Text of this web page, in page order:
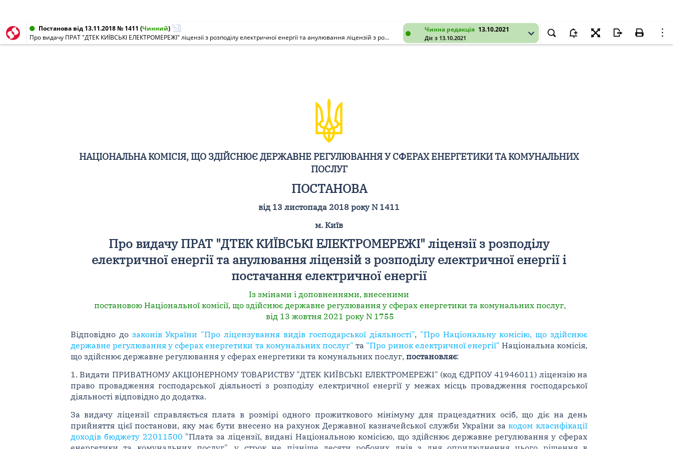
Чинна редакція 13.10.2021
Діє з 13.10.2021
Постанова від 13.11.2018 № 1411 (Чинний)
Про видачу ПРАТ "ДТЕК КИЇВСЬКІ ЕЛЕКТРОМЕРЕЖІ" ліцензії з розподілу електричної енергії та анулювання ліцензій з розподілу електричної енергії і постачання електричної енергії
НАЦІОНАЛЬНА КОМІСІЯ, ЩО ЗДІЙСНЮЄ ДЕРЖАВНЕ РЕГУЛЮВАННЯ У СФЕРАХ ЕНЕРГЕТИКИ ТА КОМУНАЛЬНИХ
ПОСЛУГ
ПОСТАНОВА
від 13 листопада 2018 року N 1411
м. Київ
Про видачу ПРАТ "ДТЕК КИЇВСЬКІ ЕЛЕКТРОМЕРЕЖІ" ліцензії з розподілу
електричної енергії та анулювання ліцензій з розподілу електричної енергії і
постачання електричної енергії
Із змінами і доповненнями, внесеними
постановою Національної комісії, що здійснює державне регулювання у сферах енергетики та комунальних послуг,
від 13 жовтня 2021 року N 1755
Відповідно до законів України "Про ліцензування видів господарської діяльності", "Про Національну комісію, що здійснює
державне регулювання у сферах енергетики та комунальних послуг" та "Про ринок електричної енергії" Національна комісія,
що здійснює державне регулювання у сферах енергетики та комунальних послуг, постановляє:
1. Видати ПРИВАТНОМУ АКЦІОНЕРНОМУ ТОВАРИСТВУ "ДТЕК КИЇВСЬКІ ЕЛЕКТРОМЕРЕЖІ" (код ЄДРПОУ 41946011) ліцензію на
право провадження господарської діяльності з розподілу електричної енергії у межах місць провадження господарської
діяльності відповідно до додатка.
За видачу ліцензії справляється плата в розмірі одного прожиткового мінімуму для працездатних осіб, що діє на день
прийняття цієї постанови, яку має бути внесено на рахунок Державної казначейської служби України закодом класифікації
доходів бюджету 22011500 "Плата за ліцензії, видані Національною комісією, що здійснює державне регулювання у сферах